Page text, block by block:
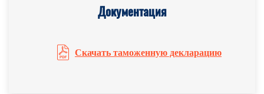
Документация
Скачать таможенную декларацию